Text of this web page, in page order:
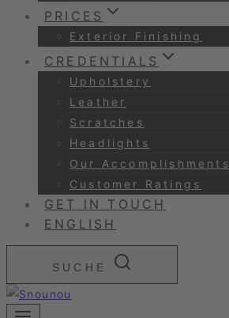
PRICES
Exterior Finishing
CREDENTIALS
Upholstery
Leather
Scratches
Headlights
Our Accomplishments
Customer Ratings
GET IN TOUCH
ENGLISH
SUCHE